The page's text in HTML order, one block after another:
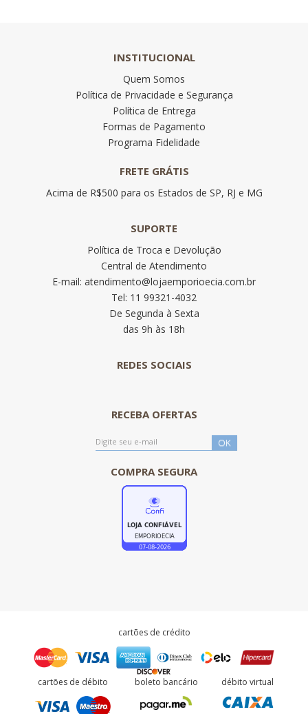
INSTITUCIONAL
Quem Somos
Política de Privacidade e Segurança
Política de Entrega
Formas de Pagamento
Programa Fidelidade
FRETE GRÁTIS
Acima de R$500 para os Estados de SP, RJ e MG
SUPORTE
Política de Troca e Devolução
Central de Atendimento
E-mail: atendimento@lojaemporioecia.com.br
Tel: 11 99321-4032
De Segunda à Sexta
das 9h às 18h
REDES SOCIAIS
RECEBA OFERTAS
COMPRA SEGURA
cartões de crédito
cartões de débito boleto bancário débito virtual